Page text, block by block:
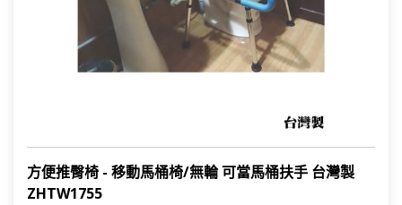
方便推臀椅 - 移動馬桶椅/無輪 可當馬桶扶手 台灣製
ZHTW1755